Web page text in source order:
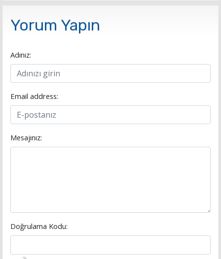
Yorum Yapın
Adınız:
Email address:
Mesajınız:
Doğrulama Kodu: